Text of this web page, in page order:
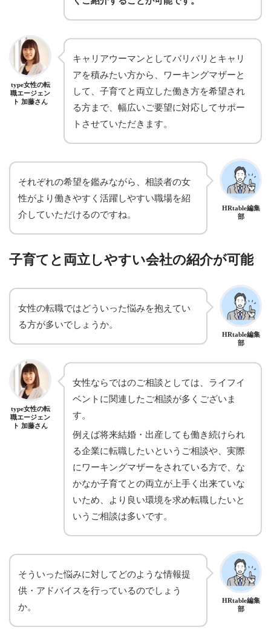
type女性の転
職エージェン
ト 加藤さん
キャリアウーマンとしてバリバリとキャリ
アを積みたい方から、ワーキングマザーと
して、子育てと両立した働き方を希望され
る方まで、幅広いご要望に対応してサポー
トさせていただきます。
HRtable編集
部
それぞれの希望を鑑みながら、相談者の女
性がより働きやすく活躍しやすい職場を紹
介していただけるのですね。
子育てと両立しやすい会社の紹介が可能
HRtable編集
部
女性の転職ではどういった悩みを抱えてい
る方が多いでしょうか。
type女性の転
職エージェン
ト 加藤さん
女性ならではのご相談としては、ライフイ
ベントに関連したご相談が多くございま
す。
例えば将来結婚・出産しても働き続けられ
る企業に転職したいというご相談や、実際
にワーキングマザーをされている方で、な
かなか子育てとの両立が上手く出来ていな
いため、より良い環境を求め転職したいと
いうご相談は多いです。
HRtable編集
部
そういった悩みに対してどのような情報提
供・アドバイスを行っているのでしょう
か。